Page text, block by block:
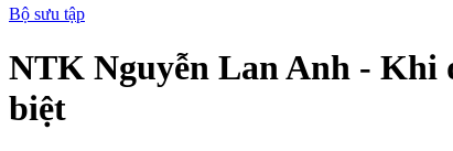
Bộ sưu tập
NTK Nguyễn Lan Anh - Khi
biệt